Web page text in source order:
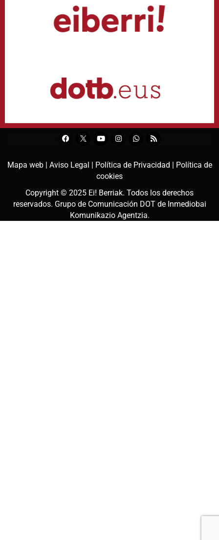
Mapa web | Aviso Legal | Política de Privacidad | Política de
cookies
Copyright © 2025 Ei! Berriak. Todos los derechos
reservados. Grupo de Comunicación DOT de Inmediobai
Komunikazio Agentzia.